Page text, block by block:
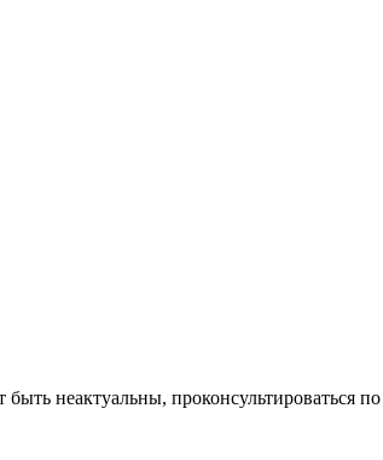
неактуальны, проконсультироваться